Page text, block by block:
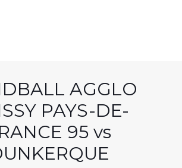
AGGLO
PAYS-DE-
95 vs